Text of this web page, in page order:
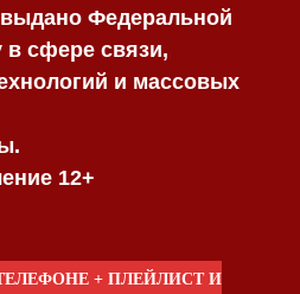
выдано Федеральной
в сфере связи,
и массовых
12+
+ ПЛЕЙЛИСТ И